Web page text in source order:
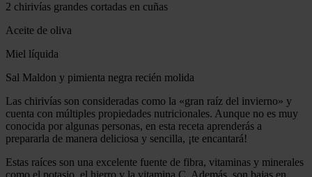
2 chirivías grandes cortadas en cuñas
Aceite de oliva
Miel líquida
Sal Maldon y pimienta negra recién molida
Las chirivías son consideradas como la «gran raíz del invierno» y
cuenta con múltiples propiedades nutricionales. Aunque no es muy
conocida por algunas personas, en esta receta aprenderás a
prepararla de manera deliciosa y sencilla, ¡te encantará!
Estas raíces son una excelente fuente de fibra, vitaminas y minerales